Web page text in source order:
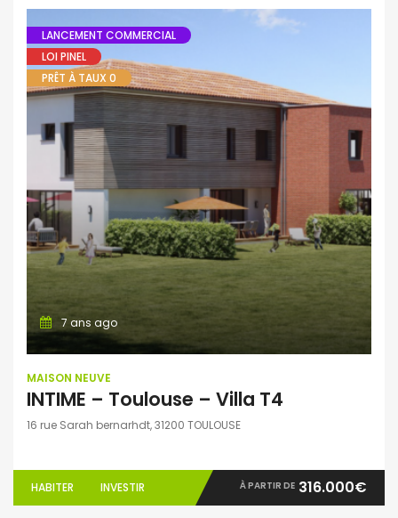
LANCEMENT COMMERCIAL
LOI PINEL
PRÊT À TAUX 0
7 ans ago
MAISON NEUVE
INTIME – Toulouse – Villa T4
16 rue Sarah bernarhdt, 31200 TOULOUSE
HABITER INVESTIR À PARTIR DE 316.000€